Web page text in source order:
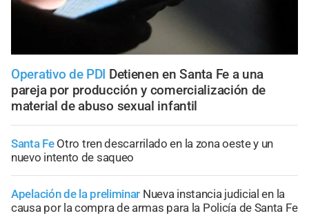
Operativo de PDI Detienen en Santa Fe a una
pareja por producción y comercialización de
material de abuso sexual infantil
Santa Fe Otro tren descarrilado en la zona oeste y un
nuevo intento de saqueo
Apelación de la preliminar Nueva instancia judicial en la
causa por la compra de armas para la Policía de Santa Fe